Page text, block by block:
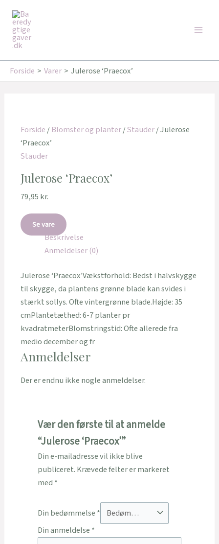
indholdet
Forside Varer Julerose ‘Praecox’
Forside/Blomster og planter/Stauder/ Julerose
‘Praecox’
Stauder
Julerose ‘Praecox’
79,95 kr.
Se vare
Beskrivelse
Anmeldelser (0)
Julerose ‘Praecox’Vækstforhold: Bedst i halvskygge
til skygge, da plantens grønne blade kan svides i
stærkt sollys. Ofte vintergrønne blade.Højde: 35
cmPlantetæthed: 6-7 planter pr
kvadratmeterBlomstringstid: Ofte allerede fra
medio december og fr
Anmeldelser
Der er endnu ikke nogle anmeldelser.
Vær den første til at anmelde
“Julerose ‘Praecox’”
Din e-mailadresse vil ikke blive
publiceret. Krævede felter er markeret
med *
Din bedømmelse *
Din anmeldelse *
Tilbud!
Tilbud!
109,95 kr..92,95 kr..